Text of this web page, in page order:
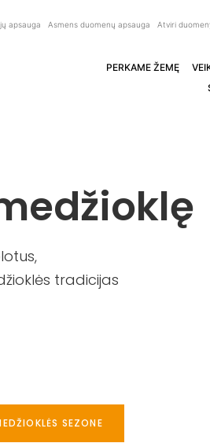
apsauga Asmens duomenų apsauga Atviri
PERKAME ŽEMĘ
tradicijas
SEZONE